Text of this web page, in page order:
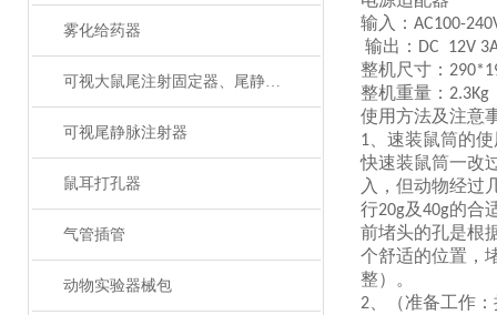
雾化给药器
可视大鼠尾注射固定器、尾静脉注射
可视尾静脉注射器
鼠耳打孔器
气管插管
动物实验器械包
输入： AC100-
输出： DC 12V
整机尺寸：
整机重量： 2.3Kg
使用方法及注意
1 、速装鼠筒的
快速装鼠筒一改
入，但动物经过
行20g及40g的合
前堵头的孔是根
个舒适的位置，
整）。
2 、（准备工作